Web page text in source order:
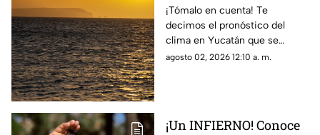
estará el clima en
Yucatán HOY, 2 de
agosto de 2026
¡Tómalo en cuenta! Te
decimos el pronóstico del
clima en Yucatán que se
espera durante la jornada del
agosto 02, 2026 12:10 a. m.
¡Un INFIERNO! Conoce